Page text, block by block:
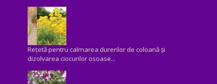
Rețetă pentru calmarea durerilor de coloană și
dizolvarea ciocurilor osoase...